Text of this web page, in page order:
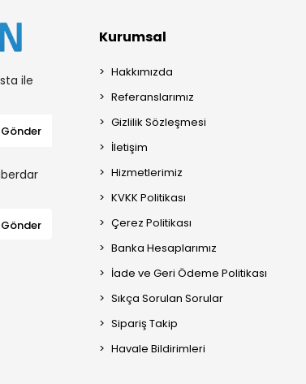
ile
Gönder
Gönder
Kurumsal
Hakkımızda
Referanslarımız
Gizlilik Sözleşmesi
İletişim
Hizmetlerimiz
KVKK Politikası
Çerez Politikası
Banka Hesaplarımız
İade ve Geri Ödeme Politikası
Sıkça Sorulan Sorular
Sipariş Takip
Havale Bildirimleri